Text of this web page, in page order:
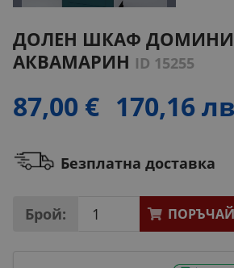
ДОЛЕН ШКАФ
АКВАМАРИН ID 15255
87,00 € 170,16
Безплатна доставка
Брой: ПОРЪЧАЙ